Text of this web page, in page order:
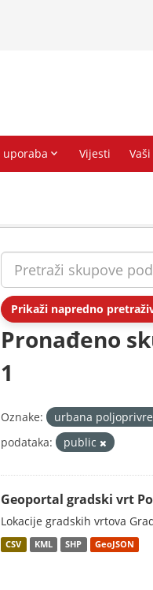
Prikaži napredno
Pronađeno
1
Oznake: urbana
podataka:
public
Geoportal gradski vrt
Lokacije gradskih vrtova
CSV KML SHP GeoJSON